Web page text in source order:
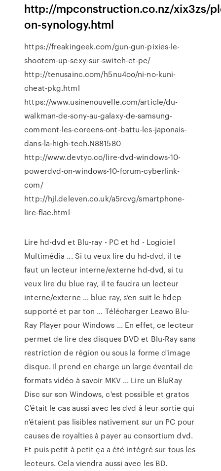
http://mpconstruction.co.nz/xix3zs/
on-synology.html
https://freakingeek.com/gun-gun-pixies-le-
shootem-up-sexy-sur-switch-et-pc/
http://tenusainc.com/h5nu4oo/ni-no-kuni-
cheat-pkg.html
https://www.usinenouvelle.com/article/du-
walkman-de-sony-au-galaxy-de-samsung-
comment-les-coreens-ont-battu-les-japonais-
dans-la-high-tech.N881580
http://www.devtyo.co/lire-dvd-windows-10-
powerdvd-on-windows-10-forum-cyberlink-
com/
http://hjl.deleven.co.uk/a5rcvg/smartphone-
lire-flac.html
Lire hd-dvd et Blu-ray - PC et hd - Logiciel
Multimédia ... Si tu veux lire du hd-dvd, il te
faut un lecteur interne/externe hd-dvd, si tu
veux lire du blue ray, il te faudra un lecteur
interne/externe … blue ray, s’en suit le hdcp
supporté et par ton ... Télécharger Leawo Blu-
Ray Player pour Windows ... En effet, ce lecteur
permet de lire des disques DVD et Blu-Ray sans
restriction de région ou sous la forme d'image
disque. Il prend en charge un large éventail de
formats vidéo à savoir MKV ... Lire un BluRay
Disc sur son Windows, c'est possible et gratos
C'était le cas aussi avec les dvd à leur sortie qui
n'étaient pas lisibles nativement sur un PC pour
causes de royalties à payer au consortium dvd.
Et puis petit à petit ça a été intégré sur tous les
lecteurs. Cela viendra aussi avec les BD.